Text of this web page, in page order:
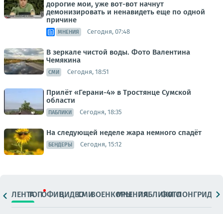
дорогие мои, уже вот-вот начнут
демонизировать и ненавидеть еще по одной
причине
МНЕНИЯ Сегодня, 07:48
В зеркале чистой воды. Фото Валентина
Чемякина
СМИ Сегодня, 18:51
Прилёт «Герани-4» в Тростянце Сумской
области
ПАБЛИКИ Сегодня, 18:35
На следующей неделе жара немного спадёт
БЕНДЕРЫ Сегодня, 15:12
ЛЕНТАТОПОФИЦ.ВИДЕОСМИВОЕНКОРЫМНЕНИЯПАБЛИКИ
ФОТОЛОНГРИДЫ